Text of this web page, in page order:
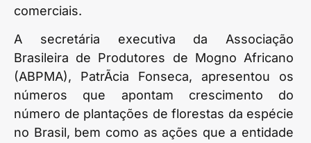
comerciais.
A secretária executiva da Associação
Brasileira de Produtores de Mogno Africano
(ABPMA), PatrÃ­cia Fonseca, apresentou os
números que apontam crescimento do
número de plantações de florestas da espécie
no Brasil, bem como as ações que a entidade